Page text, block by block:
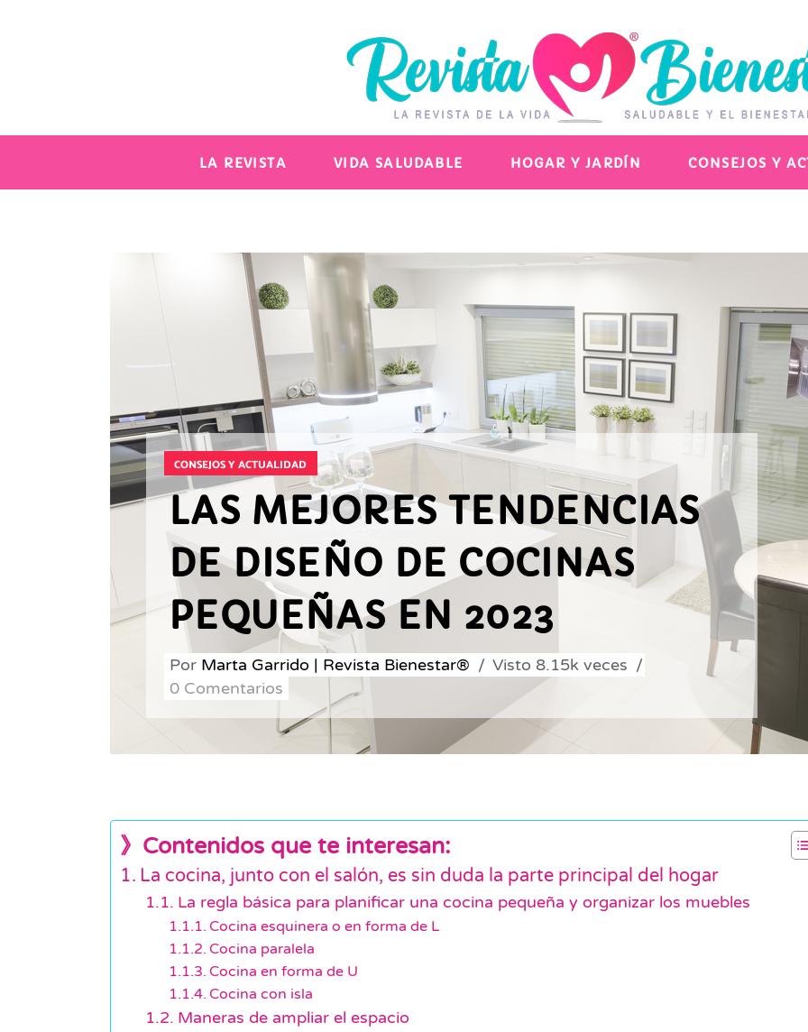
LA REVISTA VIDA SALUDABLE HOGAR Y JARDÍN CONSEJOS Y
CONSEJOS Y ACTUALIDAD
LAS MEJORES TENDENCIAS
DE DISEÑO DE COCINAS
PEQUEÑAS EN 2023
Por Marta Garrido | Revista Bienestar® Visto 8.15k veces
0 Comentarios
》Contenidos que te interesan:
La cocina, junto con el salón, es sin duda la parte principal del hogar
La regla básica para planificar una cocina pequeña y organizar los muebles
Cocina esquinera o en forma de L
Cocina paralela
Cocina en forma de U
Cocina con isla
Maneras de ampliar el espacio